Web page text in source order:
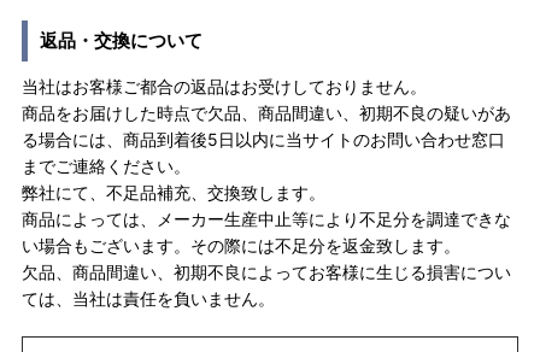
返品・交換について
当社はお客様ご都合の返品はお受けしておりません。
商品をお届けした時点で欠品、商品間違い、初期不良の疑いがあ
る場合には、商品到着後5日以内に当サイトのお問い合わせ窓口
までご連絡ください。
弊社にて、不足品補充、交換致します。
商品によっては、メーカー生産中止等により不足分を調達できな
い場合もございます。その際には不足分を返金致します。
欠品、商品間違い、初期不良によってお客様に生じる損害につい
ては、当社は責任を負いません。